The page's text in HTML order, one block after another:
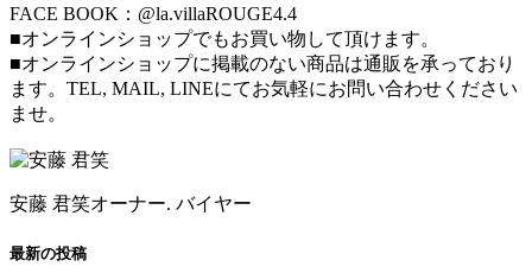
FACE BOOK：@la.villaROUGE4.4
■オンラインショップでもお買い物して頂けます。
■オンラインショップに掲載のない商品は通販を承っており
ます。TEL, MAIL, LINEにてお気軽にお問い合わせください
ませ。
安藤 君笑オーナー. バイヤー
最新の投稿